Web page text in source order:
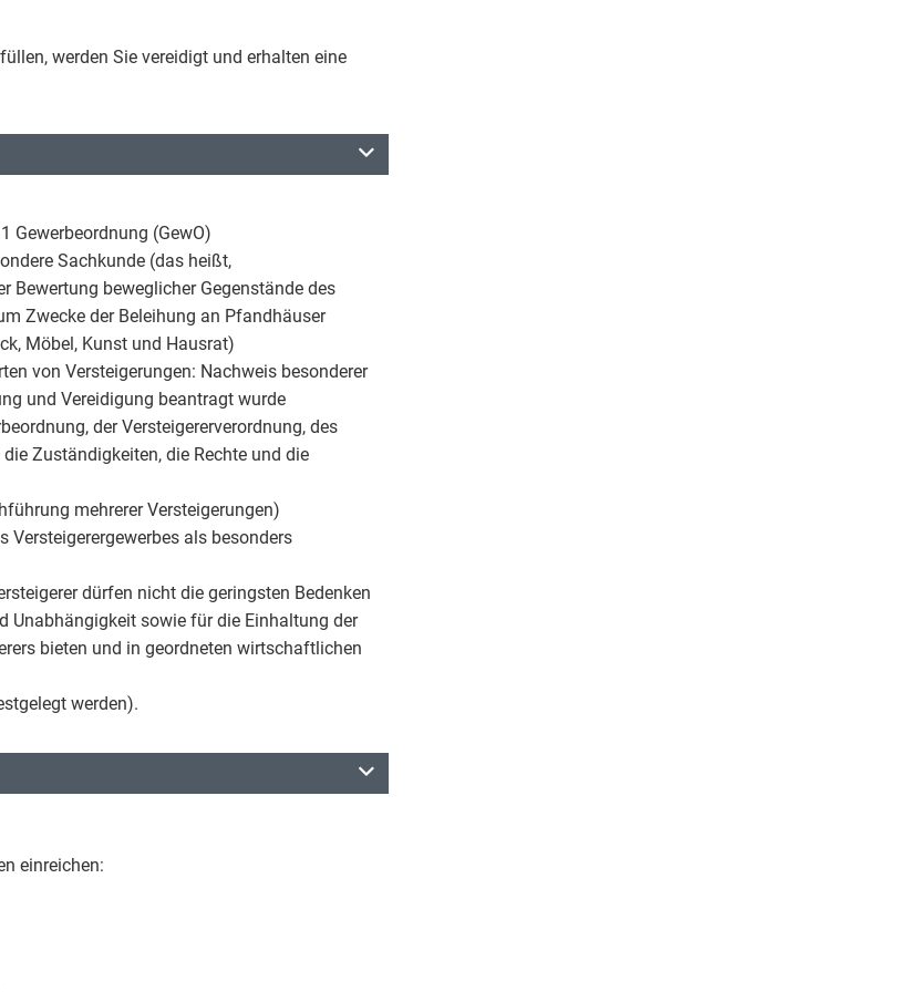
werden Sie vereidigt und erhalten eine
Gewerbeordnung (GewO)
Sachkunde (das heißt,
Bewertung beweglicher Gegenstände des
Zwecke der Beleihung an Pfandhäuser
Möbel, Kunst und Hausrat)
von Versteigerungen: Nachweis besonderer
und Vereidigung beantragt wurde
der Versteigererverordnung, des
Zuständigkeiten, die Rechte und die
mehrerer Versteigerungen)
als besonders
dürfen nicht die geringsten Bedenken
Unabhängigkeit sowie für die Einhaltung der
bieten und in geordneten wirtschaftlichen
werden).
einreichen: